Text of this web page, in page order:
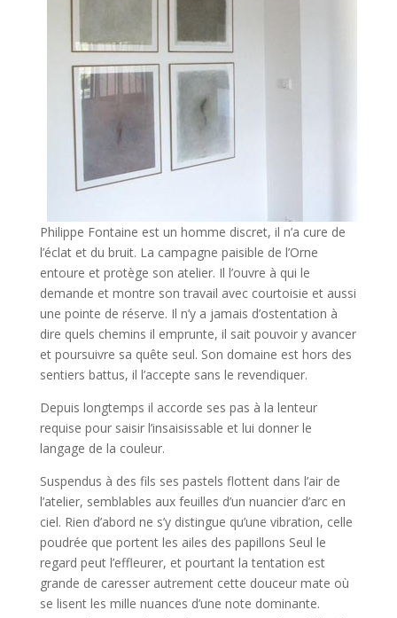
Philippe Fontaine est un homme discret, il n’a cure de
l’éclat et du bruit. La campagne paisible de l’Orne
entoure et protège son atelier. Il l’ouvre à qui le
demande et montre son travail avec courtoisie et aussi
une pointe de réserve. Il n’y a jamais d’ostentation à
dire quels chemins il emprunte, il sait pouvoir y avancer
et poursuivre sa quête seul. Son domaine est hors des
sentiers battus, il l’accepte sans le revendiquer.
Depuis longtemps il accorde ses pas à la lenteur
requise pour saisir l’insaisissable et lui donner le
langage de la couleur.
Suspendus à des fils ses pastels flottent dans l’air de
l’atelier, semblables aux feuilles d’un nuancier d’arc en
ciel. Rien d’abord ne s’y distingue qu’une vibration, celle
poudrée que portent les ailes des papillons Seul le
regard peut l’effleurer, et pourtant la tentation est
grande de caresser autrement cette douceur mate où
se lisent les mille nuances d’une note dominante.